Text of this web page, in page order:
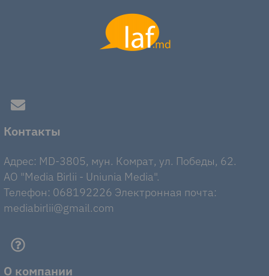
Контакты
Адрес: MD-3805, мун. Комрат, ул. Победы, 62.
AO "Media Birlii - Uniunia Media".
Телефон: 068192226 Электронная почта:
mediabirlii@gmail.com
О компании